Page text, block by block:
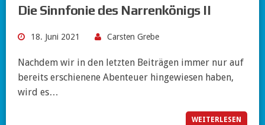
Die Sinnfonie des Narrenkönigs II
18. Juni 2021 Carsten Grebe
Nachdem wir in den letzten Beiträgen immer nur auf
bereits erschienene Abenteuer hingewiesen haben,
wird es…
WEITERLESEN